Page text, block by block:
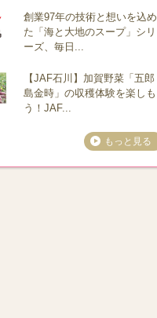
創業97年の技術と想いを込め
た「海と大地のスープ」シリ
ーズ、毎日...
【JAF石川】加賀野菜「五郎
島金時」の収穫体験を楽しも
う！JAF...
もっと見る